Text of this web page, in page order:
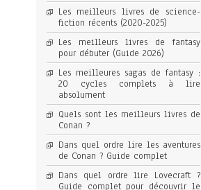
Les meilleurs livres de science-
fiction récents (2020-2025)
Les meilleurs livres de fantasy
pour débuter (Guide 2026)
Les meilleures sagas de fantasy :
20 cycles complets à lire
absolument
Quels sont les meilleurs livres de
Conan ?
Dans quel ordre lire les aventures
de Conan ? Guide complet
Dans quel ordre lire Lovecraft ?
Guide complet pour découvrir le